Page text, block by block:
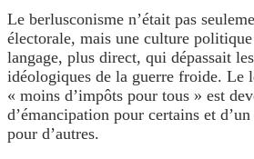
Le berlusconisme n’était pas
électorale, mais une culture
langage, plus direct, qui dépassait
idéologiques de la guerre froide. Le
« moins d’impôts pour tous » est
d’émancipation pour certains et
pour d’autres.